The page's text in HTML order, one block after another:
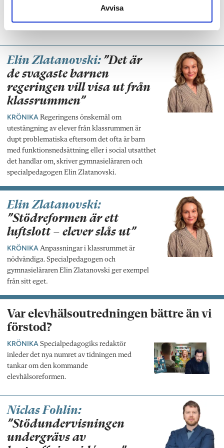
Avvisa
Jörgensen fasar för en framtida skola där
Elin Zlatanovski: ”Det är
de svagaste barnen
regeringen vill visa ut från
klassrummen”
KRÖNIKA Regeringens önskemål om
utestängning av elever från klassrummen är
dupt problematiska eftersom det ofta är barn
med funktionsnedsättning eller i social utsatthet
det handlar om, skriver gymnasieläraren och
specialpedagogen Elin Zlatanovski.
Elin Zlatanovski:
”Stödreformen är ett
luftslott – elever slås ut”
KRÖNIKA Anpassningar i klassrummet är
nödvändiga. Specialpedagogen och
gymnasieläraren Elin Zlatanovski ger exempel
från sitt eget.
Var elevhälsoutredningen bättre än vi
förstod?
KRÖNIKA Specialpedagogiks redaktör
inleder det nya numret av tidningen med
tankar om den kommande
elevhälsoreformen.
Niclas Fohlin:
”Stödundervisningen
undergrävs av